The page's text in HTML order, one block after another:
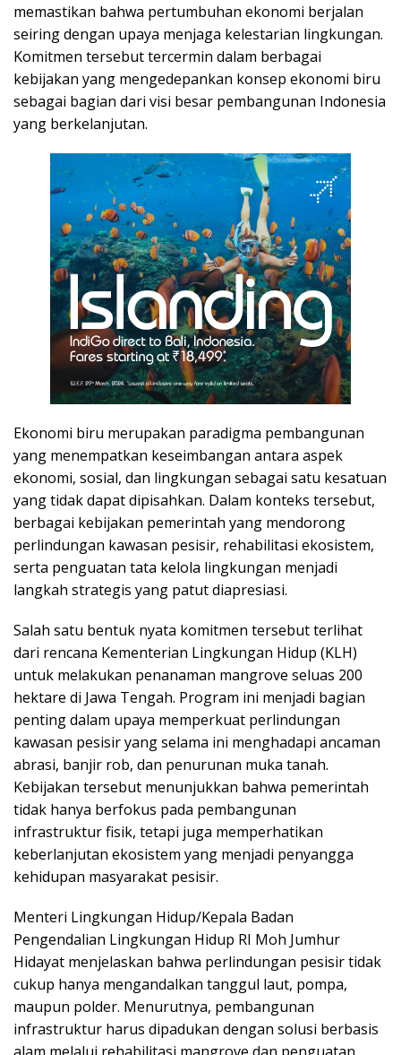
memastikan bahwa pertumbuhan ekonomi berjalan
seiring dengan upaya menjaga kelestarian lingkungan.
Komitmen tersebut tercermin dalam berbagai
kebijakan yang mengedepankan konsep ekonomi biru
sebagai bagian dari visi besar pembangunan Indonesia
yang berkelanjutan.
Ekonomi biru merupakan paradigma pembangunan
yang menempatkan keseimbangan antara aspek
ekonomi, sosial, dan lingkungan sebagai satu kesatuan
yang tidak dapat dipisahkan. Dalam konteks tersebut,
berbagai kebijakan pemerintah yang mendorong
perlindungan kawasan pesisir, rehabilitasi ekosistem,
serta penguatan tata kelola lingkungan menjadi
langkah strategis yang patut diapresiasi.
Salah satu bentuk nyata komitmen tersebut terlihat
dari rencana Kementerian Lingkungan Hidup (KLH)
untuk melakukan penanaman mangrove seluas 200
hektare di Jawa Tengah. Program ini menjadi bagian
penting dalam upaya memperkuat perlindungan
kawasan pesisir yang selama ini menghadapi ancaman
abrasi, banjir rob, dan penurunan muka tanah.
Kebijakan tersebut menunjukkan bahwa pemerintah
tidak hanya berfokus pada pembangunan
infrastruktur fisik, tetapi juga memperhatikan
keberlanjutan ekosistem yang menjadi penyangga
kehidupan masyarakat pesisir.
Menteri Lingkungan Hidup/Kepala Badan
Pengendalian Lingkungan Hidup RI Moh Jumhur
Hidayat menjelaskan bahwa perlindungan pesisir tidak
cukup hanya mengandalkan tanggul laut, pompa,
maupun polder. Menurutnya, pembangunan
infrastruktur harus dipadukan dengan solusi berbasis